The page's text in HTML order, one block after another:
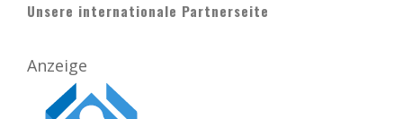
Unsere internationale Partnerseite
Anzeige